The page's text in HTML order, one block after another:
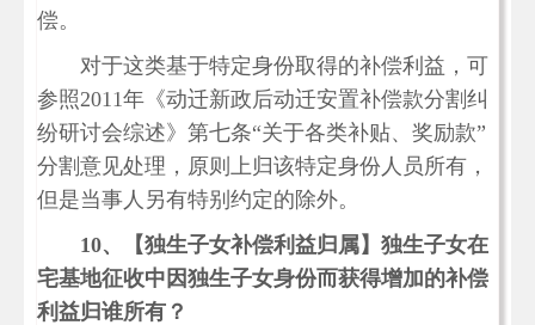
偿。
对于这类基于特定身份取得的补偿利益，可
参照2011年《动迁新政后动迁安置补偿款分割纠
纷研讨会综述》第七条“关于各类补贴、奖励款”
分割意见处理，原则上归该特定身份人员所有，
但是当事人另有特别约定的除外。
10、
【独生子女补偿利益归属】独生子女在
宅基地征收中因独生子女身份而获得增加的补偿
利益归谁所有？